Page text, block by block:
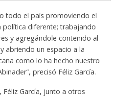
todo el país promoviendo el
política diferente; trabajando
y agregándole contenido al
abriendo un espacio a la
como lo ha hecho nuestro
precisó Féliz García.
Féliz García, junto a otros